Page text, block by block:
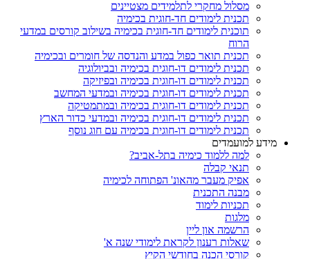
מסלול מחקרי לתלמידים מצטיינים
תכנית לימודים חד-חוגית בכימיה
תוכנית לימודים חד-חוגית בכימיה בשילוב קורסים במדעי
הרוח
תכנית תואר כפול במדע והנדסה של חומרים ובכימיה
תכנית לימודים דו-חוגית בכימיה ובביולוגיה
תכנית לימודים דו-חוגית בכימיה ובפיזיקה
תכנית לימודים דו-חוגית בכימיה ובמדעי המחשב
תכנית לימודים דו-חוגית בכימיה ובמתמטיקה
תכנית לימודים דו-חוגית בכימיה ובמדעי כדור הארץ
תכנית לימודים דו-חוגית בכימיה עם חוג נוסף
מידע למועמדים
למה ללמוד כימיה בתל-אביב?
תנאי קבלה
אפיק מעבר מהאונ' הפתוחה לכימיה
מבנה התכנית
תכניות לימוד
מלגות
הרשמה און ליין
שאלות רענון לקראת לימודי שנה א'
קורסי הכנה בחודשי הקיץ